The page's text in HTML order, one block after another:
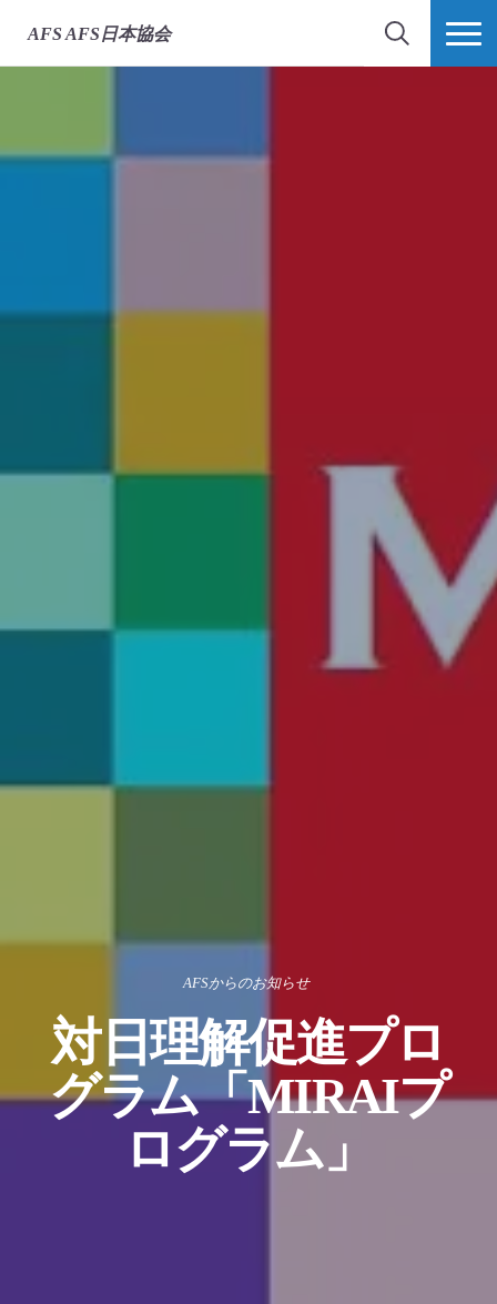
AFS AFS日本協会
検索 MORE
AFSからのお知らせ
対日理解促進プロ
グラム「MIRAIプ
ログラム」